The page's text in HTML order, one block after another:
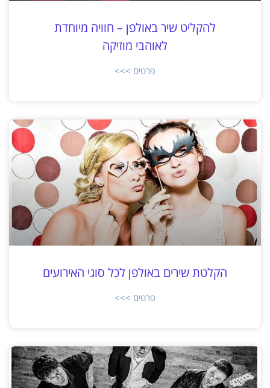
להקליט שיר באולפן – חוויה מיוחדת
לאוהבי מוזיקה
פרטים >>>
הקלטת שירים באולפן לכל סוגי האירועים
פרטים >>>